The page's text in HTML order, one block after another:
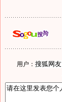
用户：